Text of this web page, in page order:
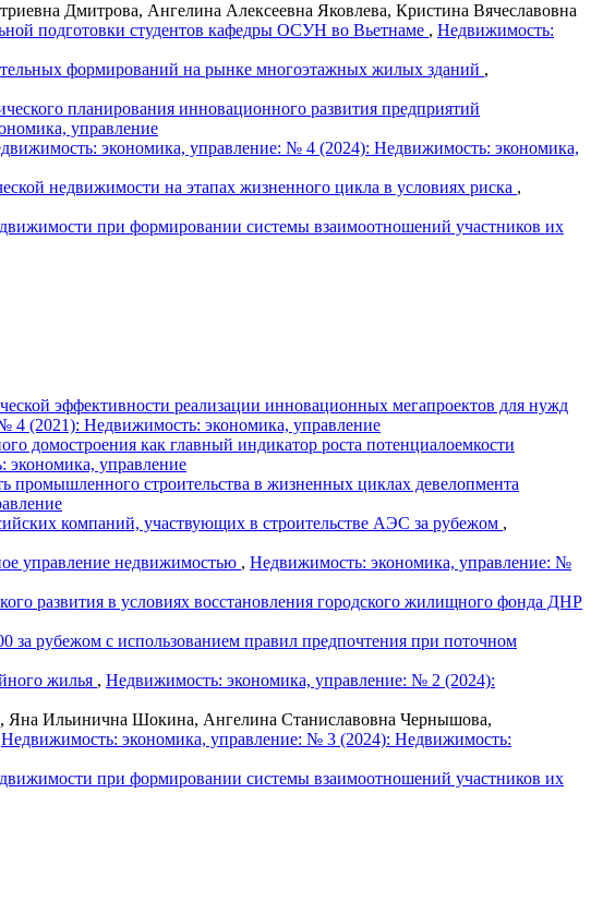
Дмитрова, Ангелина Алексеевна Яковлева, Кристина Вячеславовна
подготовки студентов кафедры ОСУН во Вьетнаме , Недвижимость:
формирований на рынке многоэтажных жилых зданий ,
планирования инновационного развития предприятий
управление
экономика, управление: № 4 (2024): Недвижимость: экономика,
недвижимости на этапах жизненного цикла в условиях риска ,
при формировании системы взаимоотношений участников их
эффективности реализации инновационных мегапроектов для нужд
4 (2021): Недвижимость: экономика, управление
домостроения как главный индикатор роста потенциалоемкости
управление
промышленного строительства в жизненных циклах девелопмента
компаний, участвующих в строительстве АЭС за рубежом ,
управление недвижимостью , Недвижимость: экономика, управление: №
развития в условиях восстановления городского жилищного фонда ДНР
за рубежом с использованием правил предпочтения при поточном
жилья , Недвижимость: экономика, управление: № 2 (2024):
Яна Ильинична Шокина, Ангелина Станиславовна Чернышова,
Недвижимость: экономика, управление: № 3 (2024): Недвижимость:
при формировании системы взаимоотношений участников их